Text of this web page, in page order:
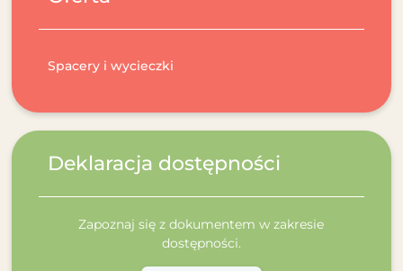
Spacery i wycieczki
Deklaracja dostępności
Zapoznaj się z dokumentem w zakresie
dostępności.